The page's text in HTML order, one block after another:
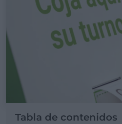
Tabla de contenidos